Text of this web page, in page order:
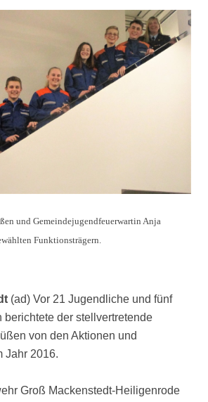
und Gemeindejugendfeuerwartin Anja
Funktionsträgern.
(ad) Vor 21 Jugendliche und fünf
berichtete der stellvertretende
von den Aktionen und
Jahr 2016.
Groß Mackenstedt-Heiligenrode